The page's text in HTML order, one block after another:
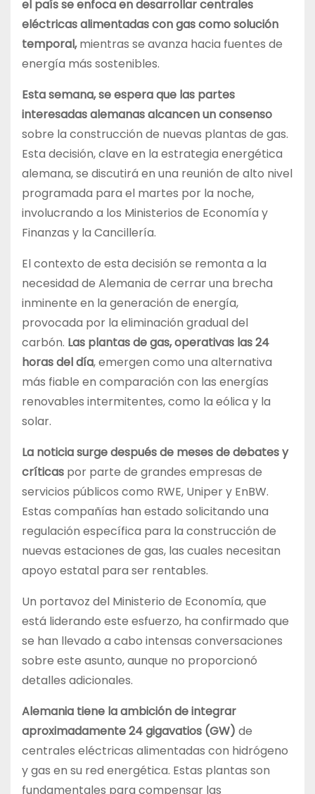
el país se enfoca en desarrollar centrales
eléctricas alimentadas con gas como solución
temporal,mientras se avanza hacia fuentes de
energía más sostenibles.
Esta semana, se espera que las partes
interesadas alemanas alcancen un consenso
sobre la construcción de nuevas plantas de gas.
Esta decisión, clave en la estrategia energética
alemana, se discutirá en una reunión de alto nivel
programada para el martes por la noche,
involucrando a los Ministerios de Economía y
Finanzas y la Cancillería.
El contexto de esta decisión se remonta a la
necesidad de Alemania de cerrar una brecha
inminente en la generación de energía,
provocada por la eliminación gradual del
carbón. Las plantas de gas, operativas las 24
horas del día, emergen como una alternativa
más fiable en comparación con las energías
renovables intermitentes, como la eólica y la
solar.
La noticia surge después de meses de debates y
críticas por parte de grandes empresas de
servicios públicos como RWE, Uniper y EnBW.
Estas compañías han estado solicitando una
regulación específica para la construcción de
nuevas estaciones de gas, las cuales necesitan
apoyo estatal para ser rentables.
Un portavoz del Ministerio de Economía, que
está liderando este esfuerzo, ha confirmado que
se han llevado a cabo intensas conversaciones
sobre este asunto, aunque no proporcionó
detalles adicionales.
Alemania tiene la ambición de integrar
aproximadamente 24 gigavatios (GW) de
centrales eléctricas alimentadas con hidrógeno
y gas en su red energética. Estas plantas son
fundamentales para compensar las